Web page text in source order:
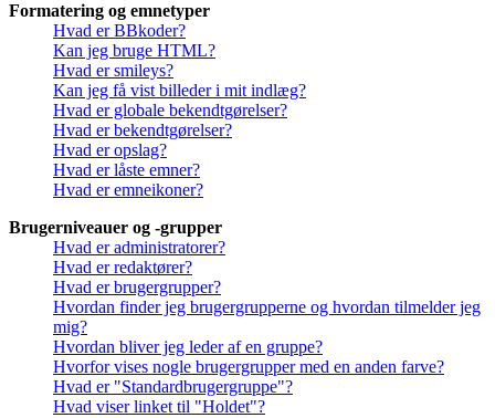
Formatering og emnetyper
Hvad er BBkoder?
Kan jeg bruge HTML?
Hvad er smileys?
Kan jeg få vist billeder i mit indlæg?
Hvad er globale bekendtgørelser?
Hvad er bekendtgørelser?
Hvad er opslag?
Hvad er låste emner?
Hvad er emneikoner?
Brugerniveauer og -grupper
Hvad er administratorer?
Hvad er redaktører?
Hvad er brugergrupper?
Hvordan finder jeg brugergrupperne og hvordan tilmelder jeg
mig?
Hvordan bliver jeg leder af en gruppe?
Hvorfor vises nogle brugergrupper med en anden farve?
Hvad er "Standardbrugergruppe"?
Hvad viser linket til "Holdet"?